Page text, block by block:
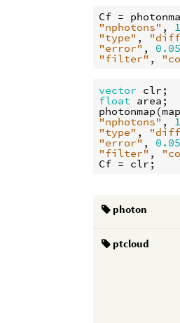
Cf =
"nphotons" ,
"type" ,
"error" , 0.05
"filter" ,
vector clr
float area
photonmap (map
"nphotons" ,
"type" ,
"error" , 0.05
"filter" ,
Cf = clr
photon
ptcloud